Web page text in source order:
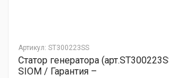
Артикул: ST300223SS
Статор генератора
SIOM / Гарантия –